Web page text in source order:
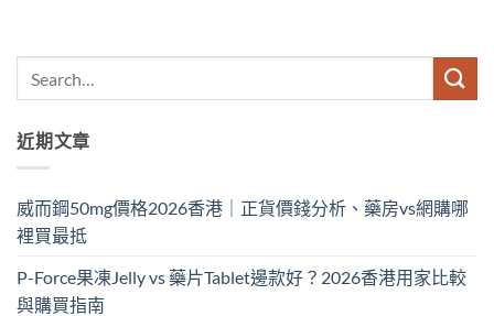
近期文章
威而鋼50mg價格2026香港｜正貨價錢分析、藥房vs網購哪
裡買最抵
P-Force果凍Jelly vs 藥片Tablet邊款好？2026香港用家比較
與購買指南